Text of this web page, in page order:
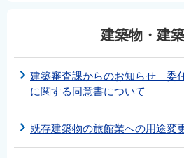
建築物・建
建築審査課からのお知らせ 委
に関する同意書について
既存建築物の旅館業への用途変